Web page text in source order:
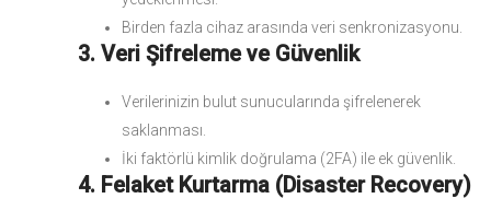
Birden fazla cihaz arasında veri senkronizasyonu.
3. Veri Şifreleme ve Güvenlik
Verilerinizin bulut sunucularında şifrelenerek
saklanması.
İki faktörlü kimlik doğrulama (2FA) ile ek güvenlik.
4. Felaket Kurtarma (Disaster Recovery)